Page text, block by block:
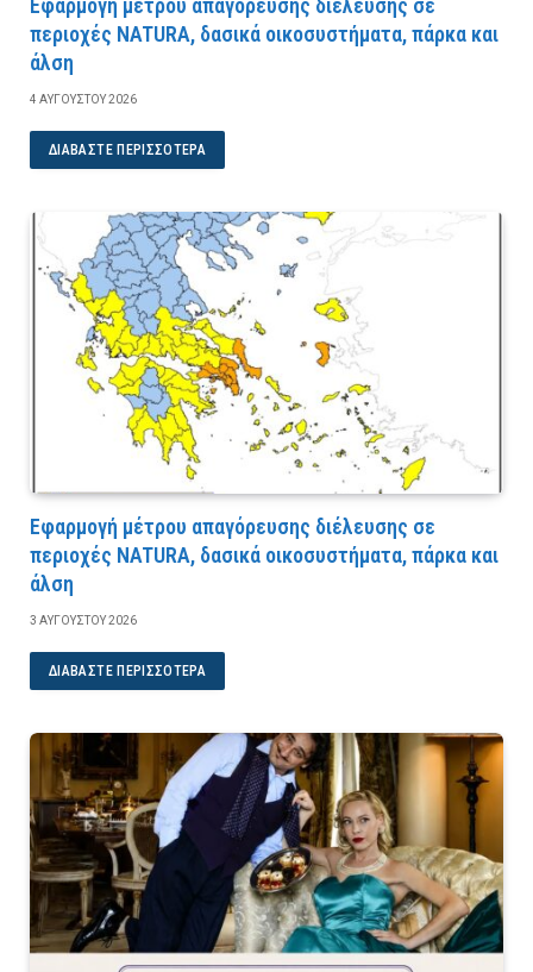
Εφαρμογή μέτρου απαγόρευσης διέλευσης σε
περιοχές NATURA, δασικά οικοσυστήματα, πάρκα και
άλση
4 ΑΥΓΟΎΣΤΟΥ 2026
ΔΙΑΒΆΣΤΕ ΠΕΡΙΣΣΌΤΕΡΑ
Εφαρμογή μέτρου απαγόρευσης διέλευσης σε
περιοχές NATURA, δασικά οικοσυστήματα, πάρκα και
άλση
3 ΑΥΓΟΎΣΤΟΥ 2026
ΔΙΑΒΆΣΤΕ ΠΕΡΙΣΣΌΤΕΡΑ